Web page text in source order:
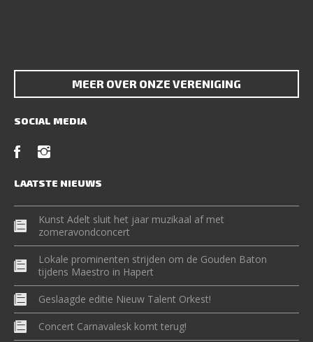
MEER OVER ONZE VERENIGING
SOCIAL MEDIA
LAATSTE NIEUWS
Kunst Adelt sluit het jaar muzikaal af met
zomeravondconcert
Lokale prominenten strijden om de Gouden Baton
tijdens Maestro in Hapert
Geslaagde editie Nieuw Talent Orkest!
Concert Carnavalesk komt terug!